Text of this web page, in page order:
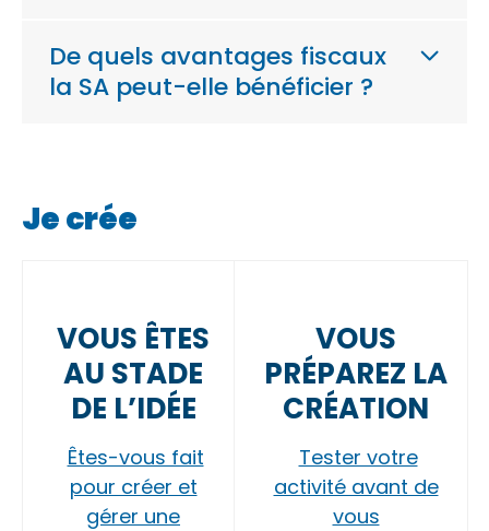
De quels avantages fiscaux
la SA peut-elle bénéficier ?
Je crée
VOUS ÊTES
AU STADE
DE L’IDÉE
Êtes-vous fait
pour créer et
gérer une
VOUS
PRÉPAREZ LA
CRÉATION
Tester votre
activité avant de
vous